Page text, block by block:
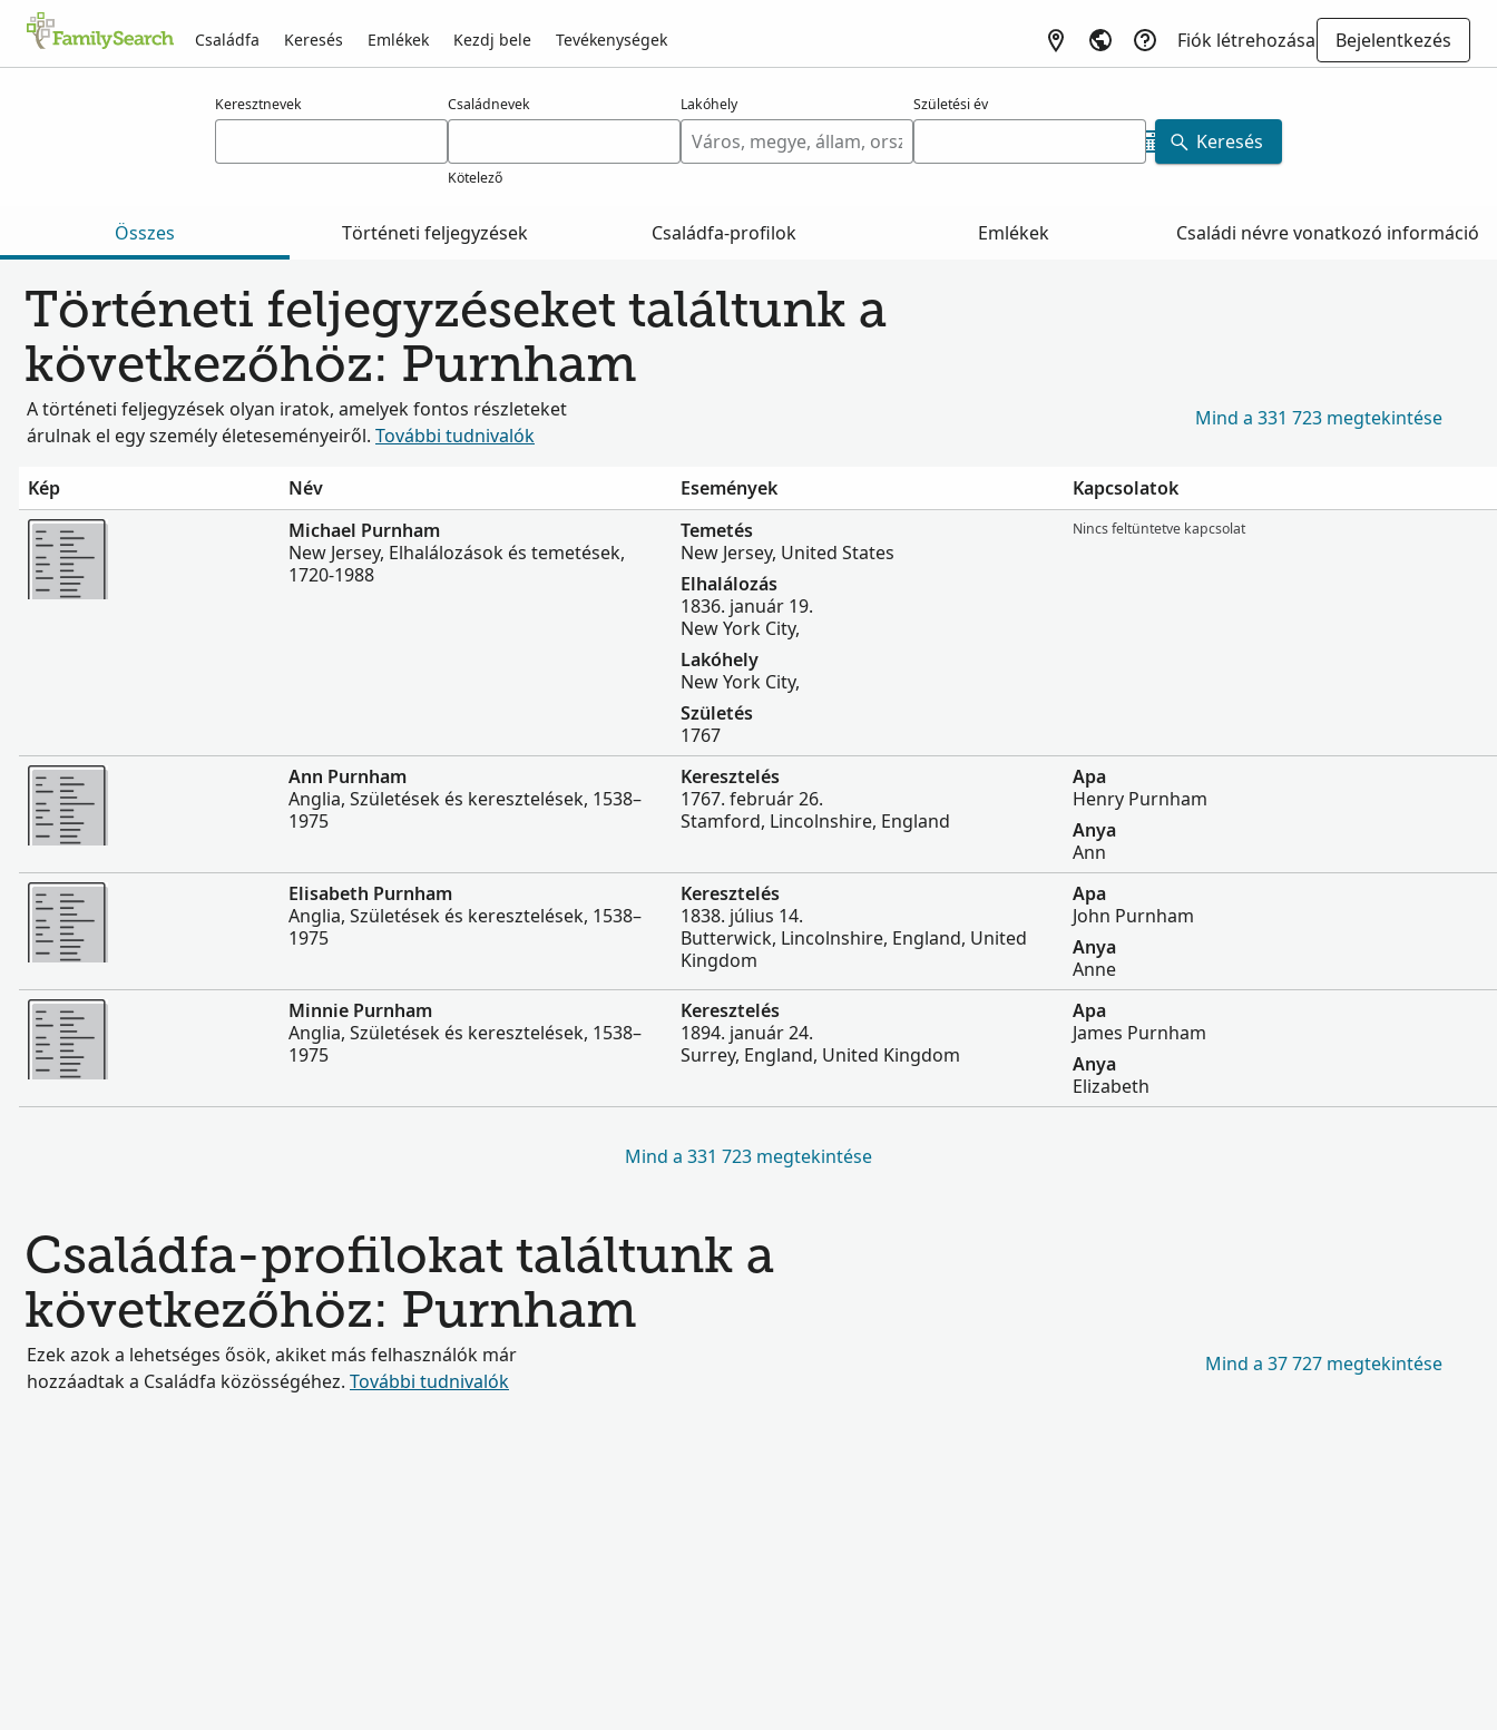
Családfa Keresés Emlékek Kezdj bele Tevékenységek Fiók létrehozása
Bejelentkezés
Keresztnevek Családnevek
Kötelező
Lakóhely Születési év
Keresés
Összes Történeti feljegyzések Családfa-profilok Emlékek Családi névre vonatkozó információ
Történeti feljegyzéseket találtunk a
következőhöz: Purnham
A történeti feljegyzések olyan iratok, amelyek fontos részleteket
árulnak el egy személy életeseményeiről. További tudnivalók
Mind a 331 723 megtekintése
Kép Név Események
Kapcsolatok
Több
Michael Purnham
New Jersey, Elhalálozások és temetések,
1720-1988
Temetés
New Jersey, United States
Elhalálozás
1836. január 19.
New York City,
Lakóhely
New York City,
Születés
1767
Nincs feltüntetve kapcsolat
Több
Ann Purnham
Anglia, Születések és keresztelések, 1538–
1975
Keresztelés
1767. február 26.
Stamford, Lincolnshire, England
Apa
Henry Purnham
Anya
Ann
Több
Elisabeth Purnham
Anglia, Születések és keresztelések, 1538–
1975
Keresztelés
1838. július 14.
Butterwick, Lincolnshire, England, United
Kingdom
Apa
John Purnham
Anya
Anne
Több
Minnie Purnham
Anglia, Születések és keresztelések, 1538–
1975
Keresztelés
1894. január 24.
Surrey, England, United Kingdom
Apa
James Purnham
Anya
Elizabeth
Mind a 331 723 megtekintése
Családfa-profilokat találtunk a
következőhöz: Purnham
Ezek azok a lehetséges ősök, akiket más felhasználók már
hozzáadtak a Családfa közösségéhez. További tudnivalók
Mind a 37 727 megtekintése